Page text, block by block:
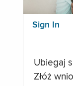
Sign In
Ubiegaj
Złóż